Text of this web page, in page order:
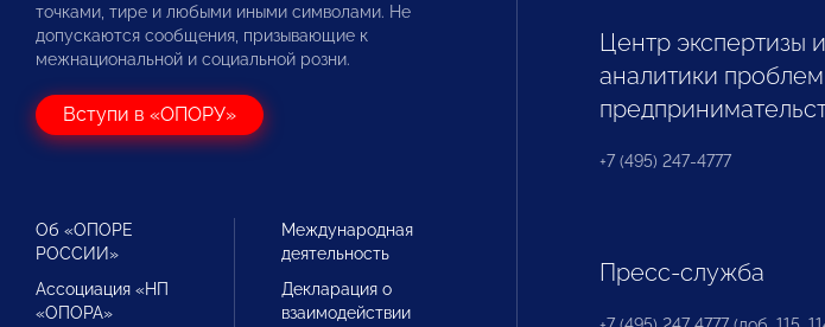
точками, тире и любыми иными символами. Не
допускаются сообщения, призывающие к
межнациональной и социальной розни.
Вступи в «ОПОРУ»
Об «ОПОРЕ
РОССИИ»
Ассоциация «НП
«ОПОРА»
Международная
деятельность
Декларация о
взаимодействии
Центр экспертизы и
аналитики проблем
+7 (495) 247-4777
Пресс-служба